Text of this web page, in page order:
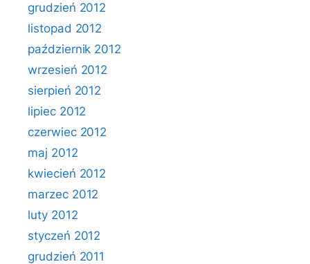
grudzień 2012
listopad 2012
październik 2012
wrzesień 2012
sierpień 2012
lipiec 2012
czerwiec 2012
maj 2012
kwiecień 2012
marzec 2012
luty 2012
styczeń 2012
grudzień 2011